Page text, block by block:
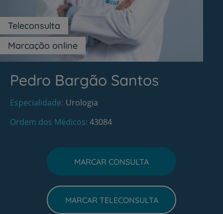
Marcação online
Teleconsulta
Pedro Bargão Santos
Especialidade Urologia
Ordem dos Médicos 43084
MARCAR CONSULTA
MARCAR TELECONSULTA